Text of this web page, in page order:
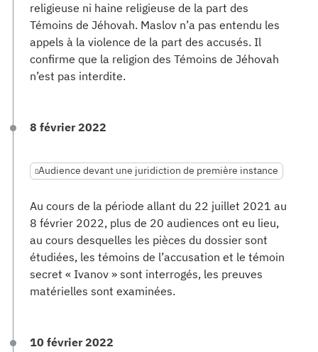
religieuse ni haine religieuse de la part des
Témoins de Jéhovah. Maslov n’a pas entendu les
appels à la violence de la part des accusés. Il
confirme que la religion des Témoins de Jéhovah
n’est pas interdite.
8 février 2022
Audience devant une juridiction de première instance
Au cours de la période allant du 22 juillet 2021 au
8 février 2022, plus de 20 audiences ont eu lieu,
au cours desquelles les pièces du dossier sont
étudiées, les témoins de l’accusation et le témoin
secret « Ivanov » sont interrogés, les preuves
matérielles sont examinées.
10 février 2022